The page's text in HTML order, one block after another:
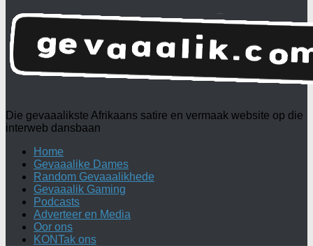
Die gevaaalikste Afrikaans satire en vermaak website op die
interweb dansbaan
Home
Gevaaalike Dames
Random Gevaaalikhede
Gevaaalik Gaming
Podcasts
Adverteer en Media
Oor ons
KONTak ons